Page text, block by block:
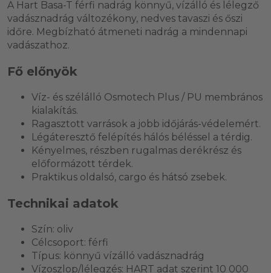
A Hart Basa-T férfi nadrág könnyű, vízálló és lélegző
vadásznadrág változékony, nedves tavaszi és őszi
időre. Megbízható átmeneti nadrág a mindennapi
vadászathoz.
Fő előnyök
Víz- és szélálló Osmotech Plus / PU membrános
kialakítás.
Ragasztott varrások a jobb időjárás-védelemért.
Légáteresztő felépítés hálós béléssel a térdig.
Kényelmes, részben rugalmas derékrész és
előformázott térdek.
Praktikus oldalsó, cargo és hátsó zsebek.
Technikai adatok
Szín: oliv
Célcsoport: férfi
Típus: könnyű vízálló vadásznadrág
Vízoszlop/lélegzés: HART adat szerint 10 000